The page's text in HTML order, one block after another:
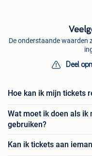
De onderstaande waarden
Deel
Hoe kan ik mijn tickets
Wat moet ik doen als ik
gebruiken?
Kan ik tickets aan